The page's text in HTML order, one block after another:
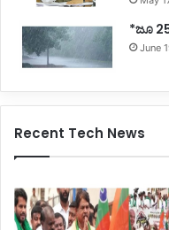
*ಜೂ
June
Recent Tech News